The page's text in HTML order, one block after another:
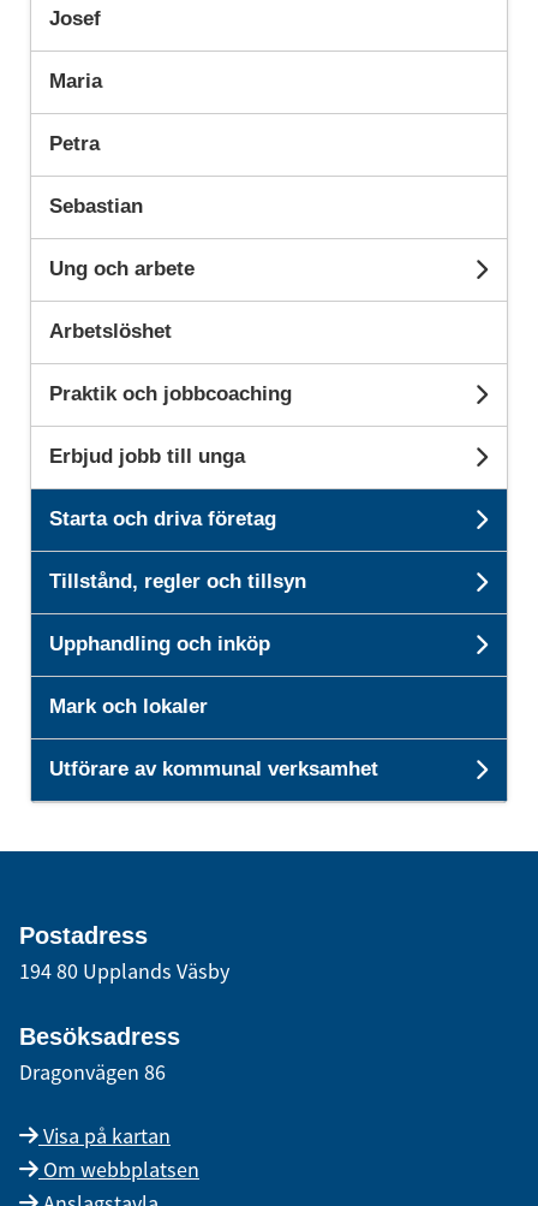
Josef
Maria
Petra
Sebastian
Ung och arbete
Arbetslöshet
Praktik och jobbcoaching
Erbjud jobb till unga
Starta och driva företag
Tillstånd, regler och tillsyn
Upphandling och inköp
Mark och lokaler
Utförare av kommunal verksamhet
Postadress
194 80 Upplands Väsby
Besöksadress
Dragonvägen 86
Visa på kartan
Om webbplatsen